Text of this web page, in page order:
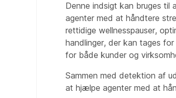
Denne indsigt kan bruges
agenter med at håndtere
rettidige wellnesspauser,
handlinger, der kan tages
for både kunder og
Sammen med detektion af
at hjælpe agenter med at